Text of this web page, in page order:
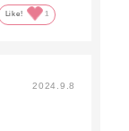
Like! 1
2024.9.8